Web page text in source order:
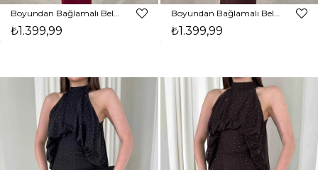
₺1.399,99 ₺1.399,99